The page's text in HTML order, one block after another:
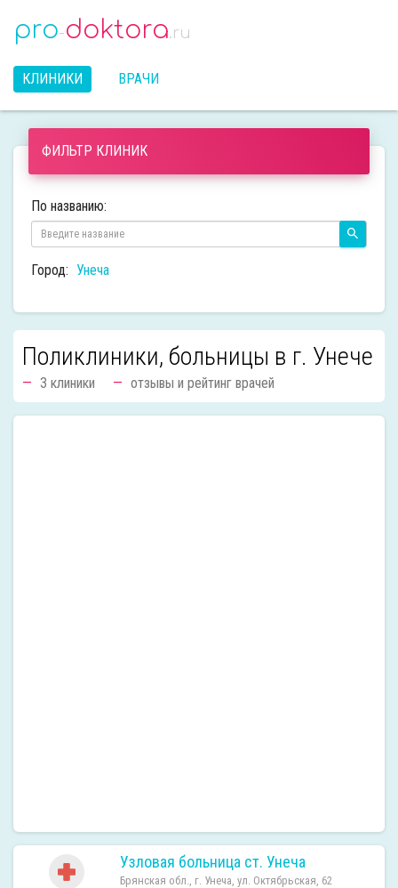
pro-doktora.ru
КЛИНИКИ ВРАЧИ
ФИЛЬТР КЛИНИК
По названию:
Город: Унеча
Поликлиники, больницы в г. Унече
3 клиники отзывы и рейтинг врачей
Узловая больница ст. Унеча
Брянская обл., г. Унеча, ул. Октябрьская, 62